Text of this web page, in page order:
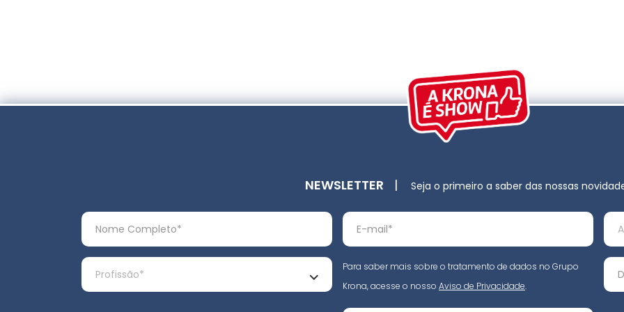
NEWSLETTER | Seja o primeiro a saber das nossas
Para saber mais sobre o tratamento de dados no Grupo
Krona, acesse o nosso Aviso de Privacidade.